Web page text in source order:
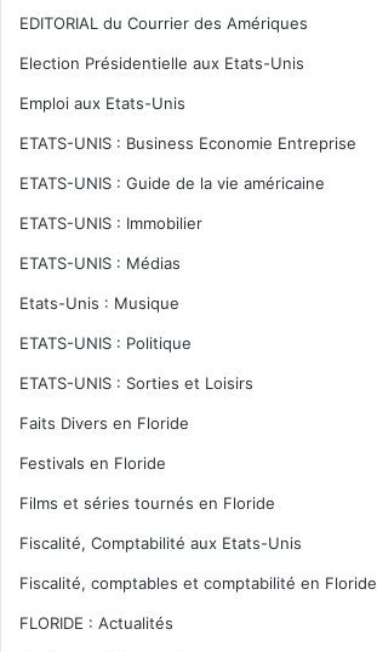
EDITORIAL du Courrier des Amériques
Election Présidentielle aux Etats-Unis
Emploi aux Etats-Unis
ETATS-UNIS : Business Economie Entreprise
ETATS-UNIS : Guide de la vie américaine
ETATS-UNIS : Immobilier
ETATS-UNIS : Médias
Etats-Unis : Musique
ETATS-UNIS : Politique
ETATS-UNIS : Sorties et Loisirs
Faits Divers en Floride
Festivals en Floride
Films et séries tournés en Floride
Fiscalité, Comptabilité aux Etats-Unis
Fiscalité, comptables et comptabilité en Floride
FLORIDE : Actualités